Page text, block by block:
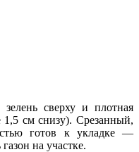
сверху и плотная
1,5 см снизу). Срезанный,
готов к укладке —
на участке.